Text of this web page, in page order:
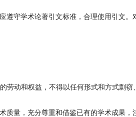
遵守学术论著引文标准，合理使用引文
劳动和权益，不得以任何形式和方式剽
质量，充分尊重和借鉴已有的学术成果